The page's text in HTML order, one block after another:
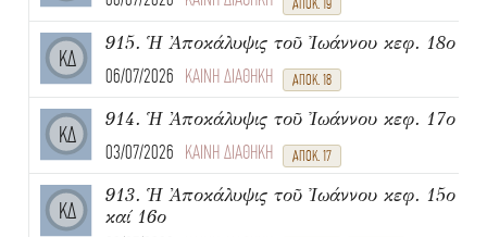
ΑΠΟΚ. 19
ΚΔ
915. Ἡ Ἀποκάλυψις τοῦ Ἰωάννου κεφ. 18ο
06/07/2026 ΚΑΙΝΗ ΔΙΑΘΗΚΗ ΑΠΟΚ. 18
ΚΔ
914. Ἡ Ἀποκάλυψις τοῦ Ἰωάννου κεφ. 17ο
03/07/2026 ΚΑΙΝΗ ΔΙΑΘΗΚΗ ΑΠΟΚ. 17
ΚΔ
913. Ἡ Ἀποκάλυψις τοῦ Ἰωάννου κεφ. 15ο
καί 16ο